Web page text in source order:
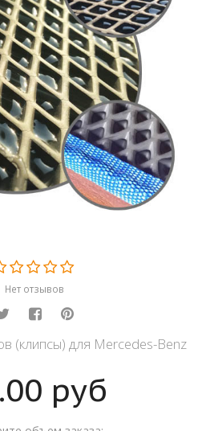
Нет отзывов
(клипсы) для Mercedes-Benz
руб